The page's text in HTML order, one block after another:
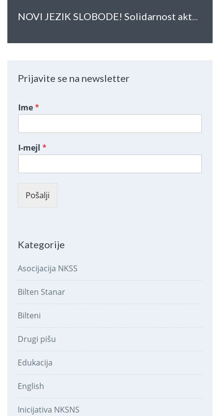
NOVI JEZIK SLOBODE! Solidarnost aktera u kulturi sa studentima u blokadi fakulteta u Srbiji
Prijavite se na newsletter
Ime*
I-mejl *
Pošalji
Kategorije
Asocijacija NKSS
Bilten Stanar
Bilteni
Drugi pišu
Edukacija
English
Inicijativa NKSNS